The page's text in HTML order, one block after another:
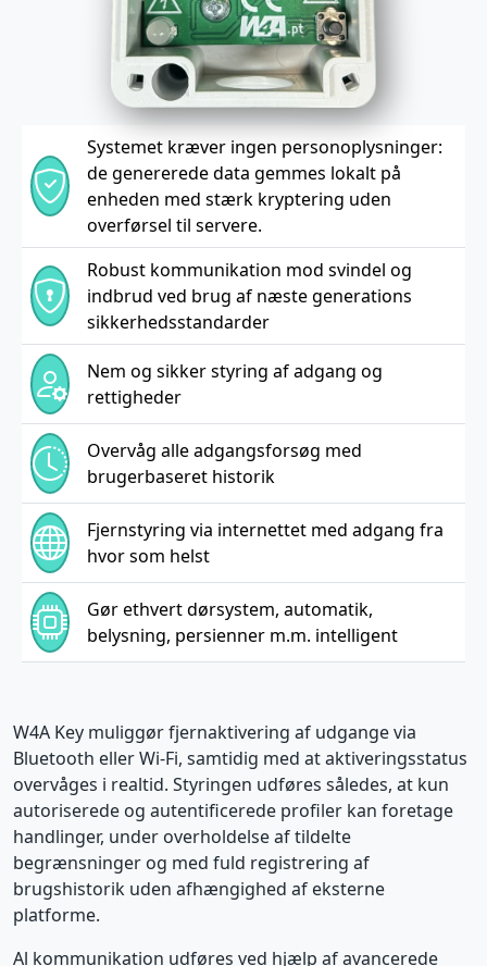
Systemet kræver ingen personoplysninger:
de genererede data gemmes lokalt på
enheden med stærk kryptering uden
overførsel til servere.
Robust kommunikation mod svindel og
indbrud ved brug af næste generations
sikkerhedsstandarder
Nem og sikker styring af adgang og
rettigheder
Overvåg alle adgangsforsøg med
brugerbaseret historik
Fjernstyring via internettet med adgang fra
hvor som helst
Gør ethvert dørsystem, automatik,
belysning, persienner m.m. intelligent
W4A Key muliggør fjernaktivering af udgange via
Bluetooth eller Wi-Fi, samtidig med at aktiveringsstatus
overvåges i realtid. Styringen udføres således, at kun
autoriserede og autentificerede profiler kan foretage
handlinger, under overholdelse af tildelte
begrænsninger og med fuld registrering af
brugshistorik uden afhængighed af eksterne
platforme.
Al kommunikation udføres ved hjælp af avancerede